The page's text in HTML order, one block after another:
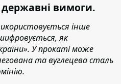
вимоги.
інше
як
У прокаті може
та вуглецева сталь